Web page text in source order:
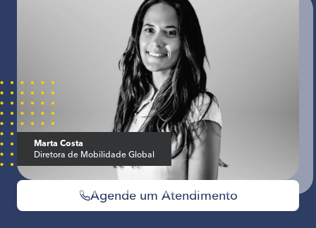
Marta Costa
Diretora de Mobilidade Global
Agende um Atendimento